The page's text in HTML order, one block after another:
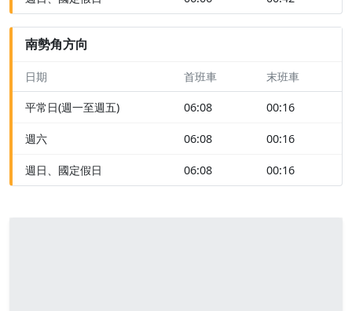
南勢角方向
日期 首班車 末班車
平常日(週一至週五) 06:08 00:16
週六 06:08 00:16
週日、國定假日 06:08 00:16